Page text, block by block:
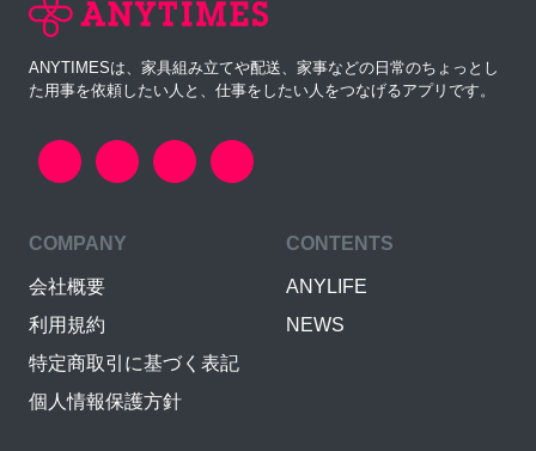
ANYTIMESは、家具組み立てや配送、家事などの日常のちょっとし
た用事を依頼したい人と、仕事をしたい人をつなげるアプリです。
COMPANY
会社概要
利用規約
特定商取引に基づく表記
個人情報保護方針
CONTENTS
ANYLIFE
NEWS